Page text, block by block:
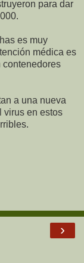
para dar
es muy
médica es
contenedores
a una nueva
virus en estos
›